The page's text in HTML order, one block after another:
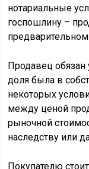
нотариальные
госпошлину –
Продавец
доля была в
некоторых
между ценой
рыночной
наследству или
Покупателю